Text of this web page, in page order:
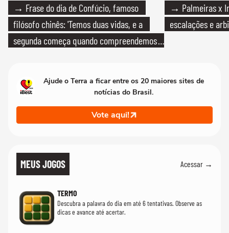
→ Frase do dia de Confúcio, famoso
filósofo chinês: 'Temos duas vidas, e a
segunda começa quando compreendemos
→ Palmeiras x
escalações e
Ajude o Terra a ficar entre os 20 maiores sites de
notícias do Brasil.
Vote aqui!
MEUS JOGOS Acessar →
TERMO
Descubra a palavra do dia em até 6 tentativas. Observe as
dicas e avance até acertar.